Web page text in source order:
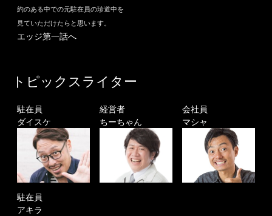
約のある中での元駐在員の珍道中を
見ていただけたらと思います。
エッジ第一話へ
トピックスライター
駐在員
ダイスケ
経営者
ちーちゃん
会社員
マシャ
駐在員
アキラ